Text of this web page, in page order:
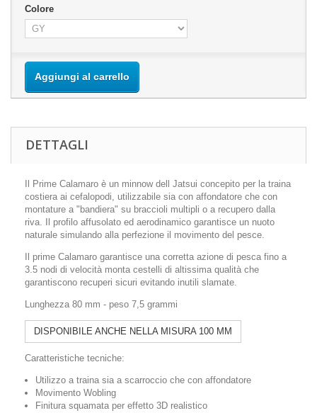
Colore
Aggiungi al carrello
DETTAGLI
Il Prime Calamaro è un minnow dell Jatsui concepito per la traina
costiera ai cefalopodi, utilizzabile sia con affondatore che con
montature a "bandiera" su braccioli multipli o a recupero dalla
riva. Il profilo affusolato ed aerodinamico garantisce un nuoto
naturale simulando alla perfezione il movimento del pesce.
Il prime Calamaro garantisce una corretta azione di pesca fino a
3.5 nodi di velocità monta cestelli di altissima qualità che
garantiscono recuperi sicuri evitando inutili slamate.
Lunghezza 80 mm - peso 7,5 grammi
DISPONIBILE ANCHE NELLA MISURA 100 MM
Caratteristiche tecniche:
Utilizzo a traina sia a scarroccio che con affondatore
Movimento Wobling
Finitura squamata per effetto 3D realistico